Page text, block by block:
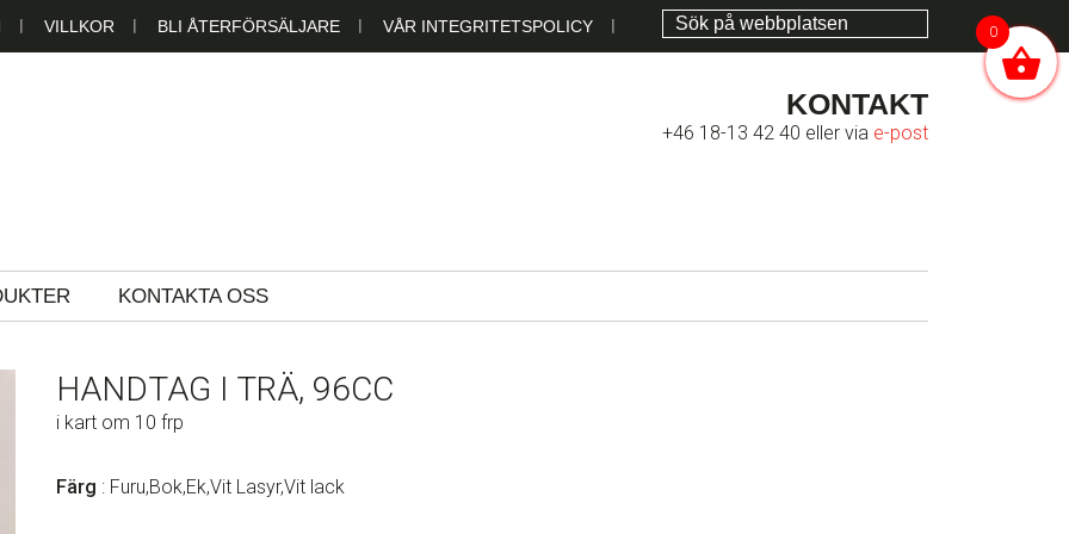
VILLKOR BLI ÅTERFÖRSÄLJARE VÅR INTEGRITETSPOLICY
AB
KONTAKT
+46 18-13 42 40 eller via e-post
KONTAKTA OSS
HANDTAG I TRÄ, 96CC
i kart om 10 frp
Färg : Furu,Bok,Ek,Vit Lasyr,Vit lack
0